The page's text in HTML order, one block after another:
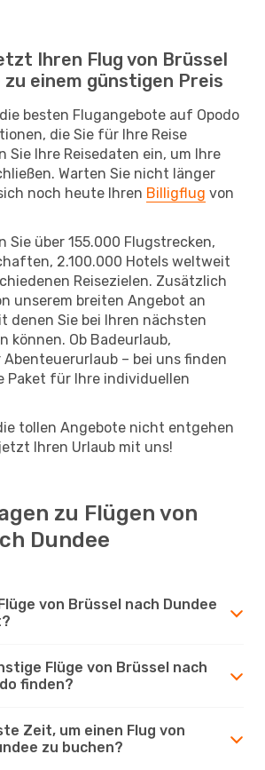
Ihren Flug von Brüssel
zu einem günstigen Preis
besten Flugangebote auf Opodo
die Sie für Ihre Reise
Sie Ihre Reisedaten ein, um Ihre
Warten Sie nicht länger
noch heute Ihren Billigflug von
Sie über 155.000 Flugstrecken,
2.100.000 Hotels weltweit
Reisezielen. Zusätzlich
unserem breiten Angebot an
denen Sie bei Ihren nächsten
können. Ob Badeurlaub,
Abenteuerurlaub – bei uns finden
Paket für Ihre individuellen
tollen Angebote nicht entgehen
Ihren Urlaub mit uns!
zu Flügen von
Dundee
von Brüssel nach Dundee
Flüge von Brüssel nach
finden?
Zeit, um einen Flug von
zu buchen?